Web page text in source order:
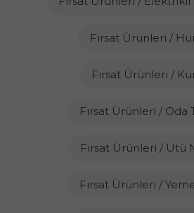
Fırsat Ürünleri /
Fırsat Ürünleri /
Fırsat Ürünleri / Oda
Fırsat Ürünleri / Ütü
Fırsat Ürünleri /